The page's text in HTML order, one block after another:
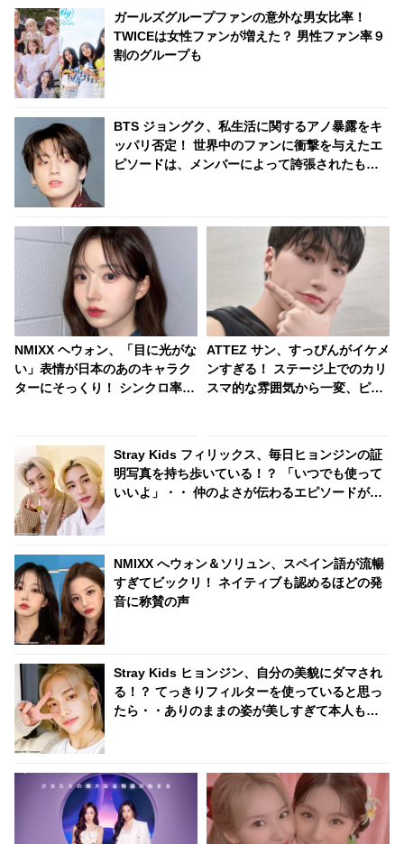
ガールズグループファンの意外な男女比率！
TWICEは女性ファンが増えた？ 男性ファン率９
割のグループも
BTS ジョングク、私生活に関するアノ暴露をキ
ッパリ否定！ 世界中のファンに衝撃を与えたエ
ピソードは、メンバーによって誇張されたもの
NMIXX ヘウォン、「目に光がな
い」表情が日本のあのキャラク
ターにそっくり！ シンクロ率
ATTEZ サン、すっぴんがイケメ
ンすぎる！ ステージ上でのカリ
スマ的な雰囲気から一変、ピュ
Stray Kids フィリックス、毎日ヒョンジンの証
明写真を持ち歩いている！？ 「いつでも使って
いいよ」・・ 仲のよさが伝わるエピソードがか
NMIXX へウォン＆ソリュン、スペイン語が流暢
すぎてビックリ！ ネイティブも認めるほどの発
音に称賛の声
Stray Kids ヒョンジン、自分の美貌にダマされ
る！？ てっきりフィルターを使っていると思っ
たら・・ありのままの姿が美しすぎて本人も気